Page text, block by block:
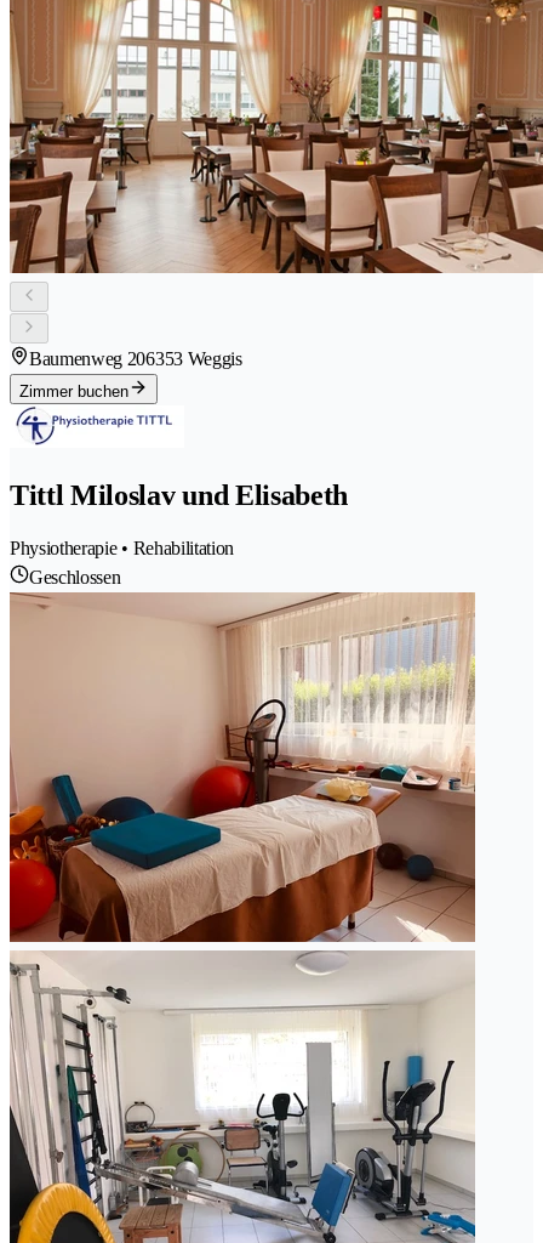
Baumenweg 206353 Weggis
Zimmer buchen
Tittl Miloslav und Elisabeth
Physiotherapie • Rehabilitation
Geschlossen